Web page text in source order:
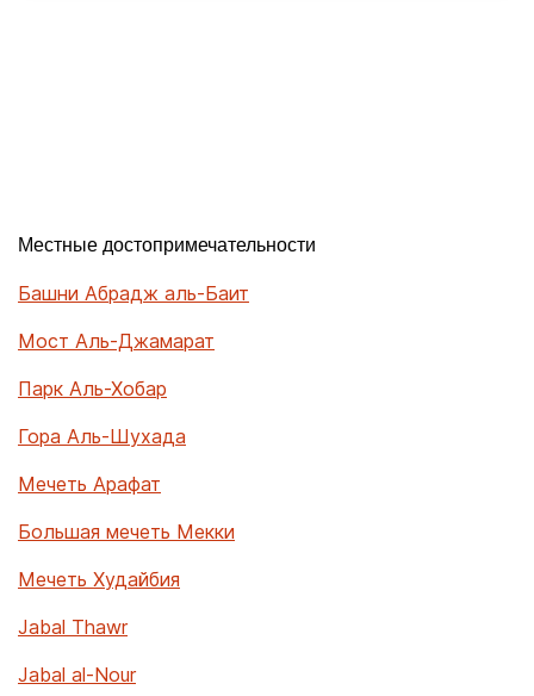
Местные достопримечательности
Башни Абрадж аль-Баит
Мост Аль-Джамарат
Парк Аль-Хобар
Гора Аль-Шухада
Мечеть Арафат
Большая мечеть Мекки
Мечеть Худайбия
Jabal Thawr
Jabal al-Nour